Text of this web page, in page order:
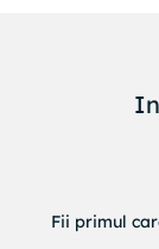
Fii primul